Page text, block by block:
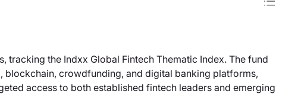
the Indxx Global Fintech Thematic Index. The fund
blockchain, crowdfunding, and digital banking platforms,
access to both established fintech leaders and emerging